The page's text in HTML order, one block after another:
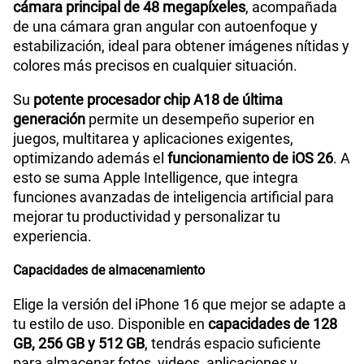
Sobre tu equipo:Apple iPhone 16 256GB White
Especificaciones técnicas
Tecnología de Pantalla Super Retina XDR
Sistema operativo
WiFI Wi‑Fi 7 (802.11be) con MIMO 2x2
Características
iPhone 16 y sus principales características
Se suma a nuestro catálogo decelularesel nuevo
iPhone 16, un equipo
y llega con importantes mejoras en rendimiento,
cámara e inteligencia artificial. Este nuevo iphone
está diseñado para ofrecer una experiencia más
rápida, fluida y eficiente en cada uso.
Captura fotos con mayor detalle gracias a su